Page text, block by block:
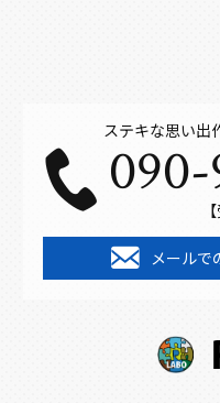
ステキな思い出
メールで